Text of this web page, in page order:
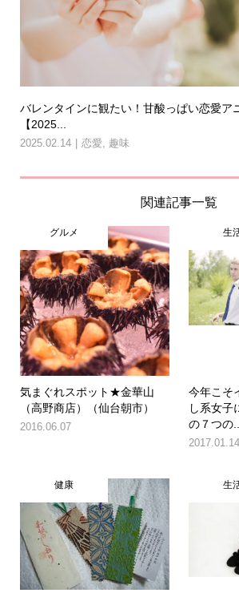
バレンタインに観たい！甘酸っぱい恋愛ア
【2025...
2025.02.14 恋愛 趣味
関連記事一覧
グルメ
気まぐれスポット★金華山
（高野商店）（仙台朝市）
2016.06.07
生
今年こそ
し系女子
の７つの...
2017.01.14
健康 生